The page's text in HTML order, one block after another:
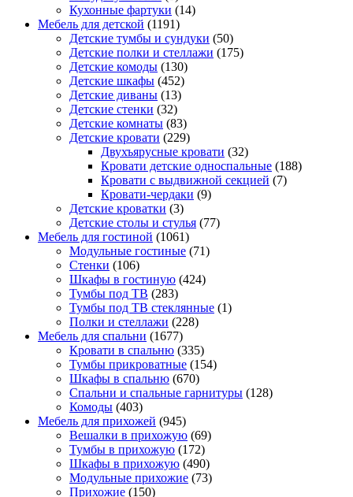
Кухонные фартуки (14)
Мебель для детской (1191)
Детские тумбы и сундуки (50)
Детские полки и стеллажи (175)
Детские комоды (130)
Детские шкафы (452)
Детские диваны (13)
Детские стенки (32)
Детские комнаты (83)
Детские кровати (229)
Двухъярусные кровати (32)
Кровати детские односпальные (188)
Кровати с выдвижной секцией (7)
Кровати-чердаки (9)
Детские кроватки (3)
Детские столы и стулья (77)
Мебель для гостиной (1061)
Модульные гостиные (71)
Стенки (106)
Шкафы в гостиную (424)
Тумбы под ТВ (283)
Тумбы под ТВ стеклянные (1)
Полки и стеллажи (228)
Мебель для спальни (1677)
Кровати в спальню (335)
Тумбы прикроватные (154)
Шкафы в спальню (670)
Спальни и спальные гарнитуры (128)
Комоды (403)
Мебель для прихожей (945)
Вешалки в прихожую (69)
Тумбы в прихожую (172)
Шкафы в прихожую (490)
Модульные прихожие (73)
Прихожие (150)